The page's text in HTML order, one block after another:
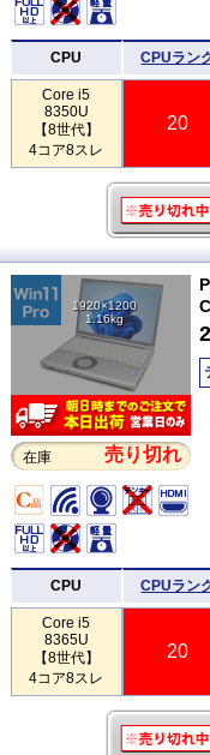
CPU CPUラン
Core i5
8350U
【8世代】
4コア8スレ
20
1920×1200
1.16kg
在庫 売り切れ
CPU CPUラン
Core i5
8365U
【8世代】
4コア8スレ
20